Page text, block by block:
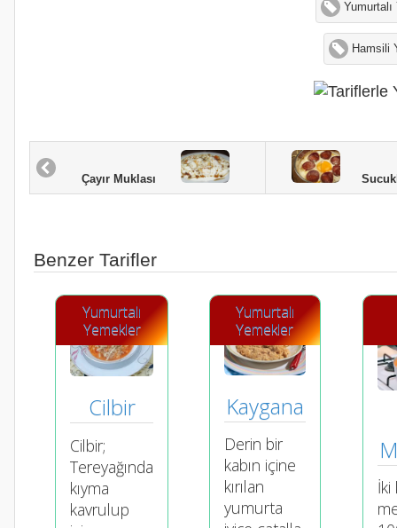
Hamsili
Çayır Muklası
Benzer Tarifler
Cilbir
Cilbir;
Tereyağında
kıyma
kavrulup
Yumurtalı
Yemekler
Kaygana
Derin bir
kabın içine
kırılan
yumurta
Yumurtalı
Yemekler
İki